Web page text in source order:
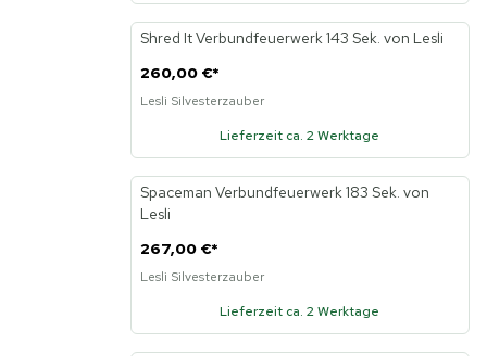
Shred It Verbundfeuerwerk 143 Sek. von Lesli
260,00 €*
Lesli Silvesterzauber
Lieferzeit ca. 2 Werktage
Spaceman Verbundfeuerwerk 183 Sek. von
Lesli
267,00 €*
Lesli Silvesterzauber
Lieferzeit ca. 2 Werktage